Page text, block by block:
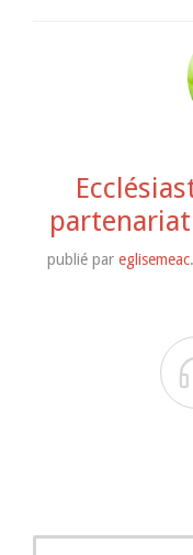
partenariat
publié par eglisemeac